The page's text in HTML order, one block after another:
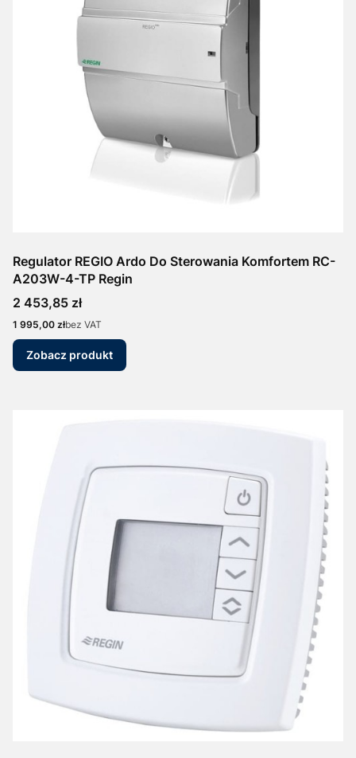
Regulator REGIO Ardo Do Sterowania Komfortem RC-
A203W-4-TP Regin
Cena
2 453,85 zł
Cena
1 995,00 złbez VAT
Zobacz produkt